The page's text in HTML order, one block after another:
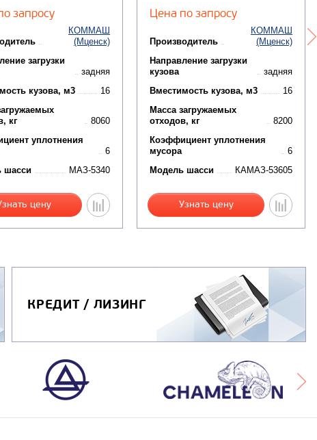
запросу
КОММАШ
(Мценск)
загрузки
задняя
кузова, м3
16
кг
8060
уплотнения
6
шасси
МАЗ-5340
цену
Цена по запросу
Производитель
КОММАШ
(Мценск)
Направление загрузки
кузова
задняя
Вместимость кузова, м3
16
Масса загружаемых
отходов, кг
8200
Коэффициент уплотнения
мусора
6
Модель шасси
КАМАЗ-53605
Узнать цену
КРЕДИТ / ЛИЗИНГ